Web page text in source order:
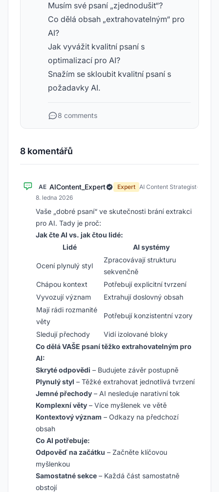
Musím své psaní „zjednodušit“?
Co dělá obsah „extrahovatelným“ pro
AI?
Jak vyvážit kvalitní psaní s
optimalizací pro AI?
Snažím se skloubit kvalitní psaní s
požadavky AI.
8 comments
8 komentářů
AE AIContent_Expert Expert AI Content Strategist·
8. ledna 2026
Vaše „dobré psaní“ ve skutečnosti brání extrakci
pro AI. Tady je proč:
Jak čte AI vs. jak čtou lidé:
Lidé
AI systémy
Ocení plynulý styl
Zpracovávají strukturu
sekvenčně
Chápou kontext
Potřebují explicitní tvrzení
Vyvozují význam
Extrahují doslovný obsah
Mají rádi rozmanité
věty
Potřebují konzistentní vzory
Sledují přechody
Vidí izolované bloky
Co dělá VAŠE psaní těžko extrahovatelným pro
AI:
Skryté odpovědi – Budujete závěr postupně
Plynulý styl – Těžké extrahovat jednotlivá tvrzení
Jemné přechody – AI nesleduje narativní tok
Komplexní věty – Více myšlenek ve větě
Kontextový význam – Odkazy na předchozí
obsah
Co AI potřebuje:
Odpověď na začátku – Začněte klíčovou
myšlenkou
Samostatné sekce – Každá část samostatně
obstojí